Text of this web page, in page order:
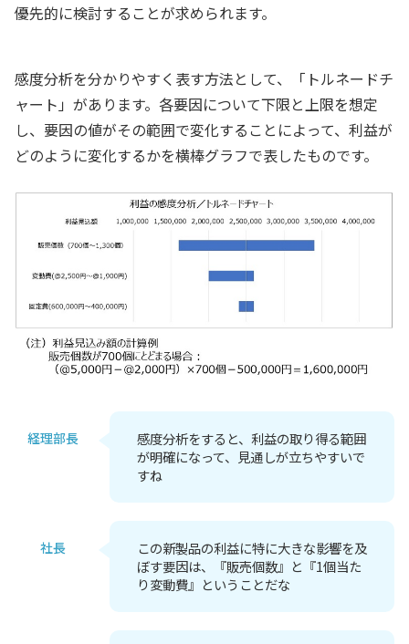
優先的に検討することが求められます。
感度分析を分かりやすく表す方法として、「トルネードチ
ャート」があります。各要因について下限と上限を想定
し、要因の値がその範囲で変化することによって、利益が
どのように変化するかを横棒グラフで表したものです。
経理部長
感度分析をすると、利益の取り得る範囲
が明確になって、見通しが立ちやすいで
すね
社長
この新製品の利益に特に大きな影響を及
ぼす要因は、『販売個数』と『1個当た
り変動費』ということだな